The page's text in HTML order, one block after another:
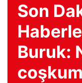
Son
Buruk: